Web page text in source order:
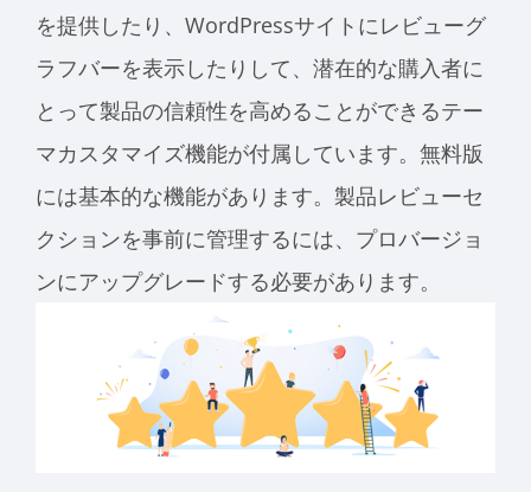
を提供したり、WordPressサイトにレビューグ
ラフバーを表示したりして、潜在的な購入者に
とって製品の信頼性を高めることができるテー
マカスタマイズ機能が付属しています。無料版
には基本的な機能があります。製品レビューセ
クションを事前に管理するには、プロバージョ
ンにアップグレードする必要があります。